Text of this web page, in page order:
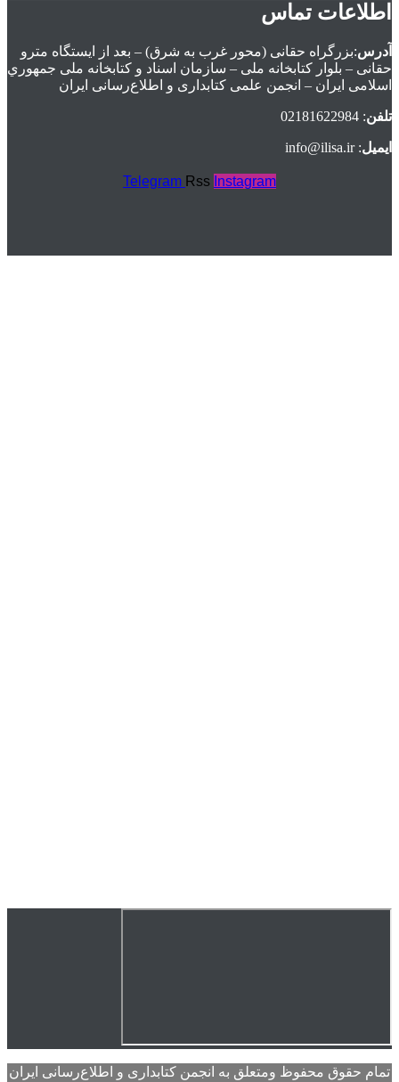
اطلاعات تماس
آدرس:بزرگراه حقانی (محور غرب به شرق) – بعد از ايستگاه مترو
حقانی – بلوار كتابخانه ملی – سازمان اسناد و كتابخانه ملی جمهوري
اسلامی ايران – انجمن علمی کتابداری و اطلاع‌رسانی ایران
تلفن: 02181622984
ایمیل: info@ilisa.ir
Telegram Rss Instagram
تمام حقوق محفوظ ومتعلق به انجمن کتابداری و اطلاع‌رسانی ایران